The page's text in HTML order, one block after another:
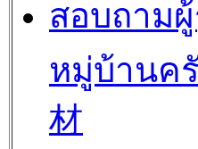
สอบถาม
หมู่บ้านค
材